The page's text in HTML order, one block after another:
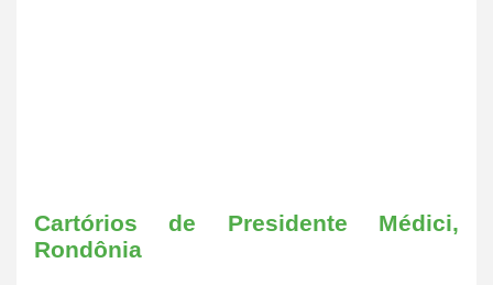
Cartórios de Presidente Médici,
Rondônia